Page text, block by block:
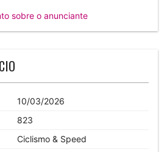
sobre o anunciante
10/03/2026
823
Ciclismo & Speed